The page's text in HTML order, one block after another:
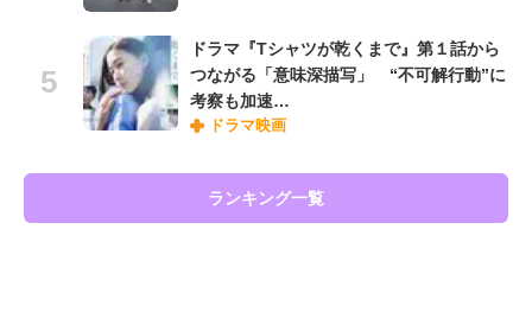
ドラマ『Tシャツが乾くまで』第１話から
つながる「意味深描写」 “不可解行動”に
考察も加速…
ドラマ映画
ランキング一覧